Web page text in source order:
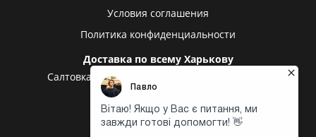
Условия соглашения
Политика конфиденциальности
Доставка по всему Харькову
Салтовка
Алексеевка
Центральный рынок
Доставка в другие города